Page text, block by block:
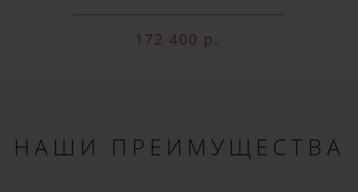
172 400 р.
НАШИ ПРЕИМУЩЕСТВА